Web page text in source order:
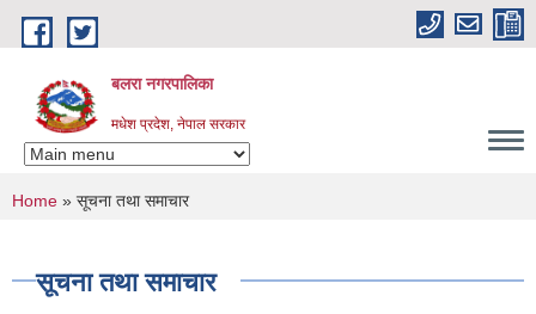
Skip to main content
बलरा नगरपालिका
मधेश प्रदेश, नेपाल सरकार
You are here
Home » सूचना तथा समाचार
सूचना तथा समाचार